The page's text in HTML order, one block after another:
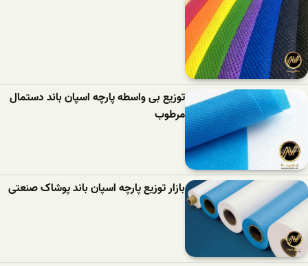
توزیع بی واسطه پارچه اسپان باند دستمال
مرطوب
بازار توزیع پارچه اسپان باند پوشاک صنعتی